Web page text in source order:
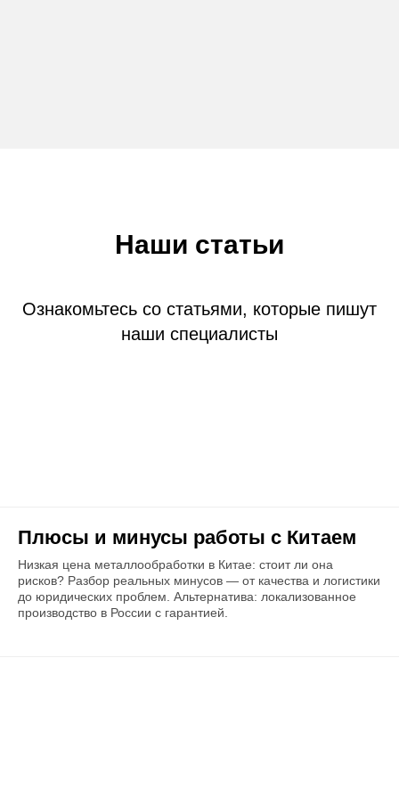
Наши статьи
Ознакомьтесь со статьями, которые пишут
наши специалисты
Плюсы и минусы работы с Китаем
Низкая цена металлообработки в Китае: стоит ли она
рисков? Разбор реальных минусов — от качества и логистики
до юридических проблем. Альтернатива: локализованное
производство в России с гарантией.